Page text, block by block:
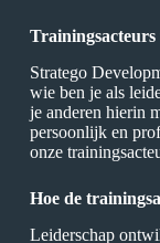
Stratego
wie ben je als
je anderen hierin
persoonlijk en
onze
Hoe de
Leiderschap